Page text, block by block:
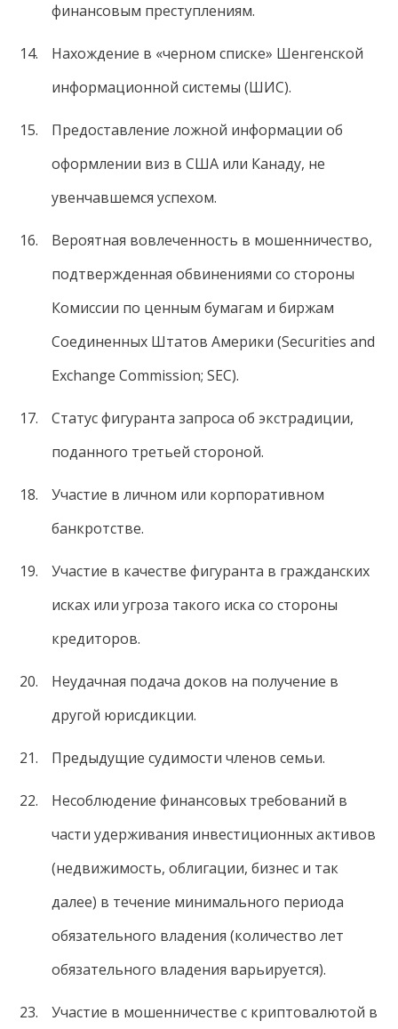
финансовым преступлениям.
Нахождение в «черном списке» Шенгенской
информационной системы (ШИС).
Предоставление ложной информации об
оформлении виз в США или Канаду, не
увенчавшемся успехом.
Вероятная вовлеченность в мошенничество,
подтвержденная обвинениями со стороны
Комиссии по ценным бумагам и биржам
Соединенных Штатов Америки (Securities and
Exchange Commission; SEC).
Статус фигуранта запроса об экстрадиции,
поданного третьей стороной.
Участие в личном или корпоративном
банкротстве.
Участие в качестве фигуранта в гражданских
исках или угроза такого иска со стороны
кредиторов.
Неудачная подача доков на получение в
другой юрисдикции.
Предыдущие судимости членов семьи.
Несоблюдение финансовых требований в
части удерживания инвестиционных активов
(недвижимость, облигации, бизнес и так
далее) в течение минимального периода
обязательного владения (количество лет
обязательного владения варьируется).
Участие в мошенничестве с криптовалютой в